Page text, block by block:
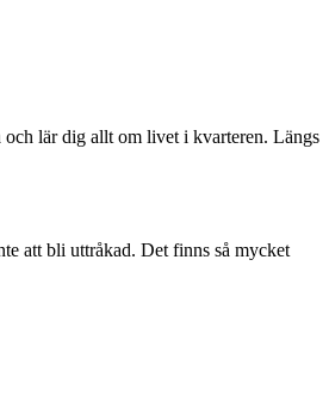
lär dig allt om livet i kvarteren. Längs
att bli uttråkad. Det finns så mycket